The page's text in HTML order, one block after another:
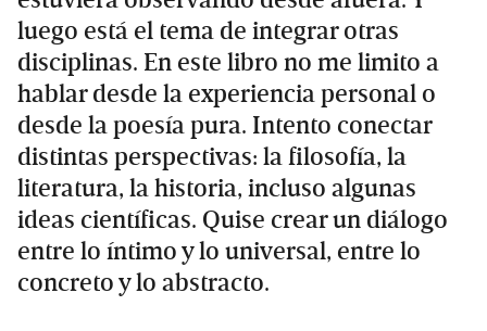
luego está el tema de integrar otras
disciplinas. En este libro no me limito a
hablar desde la experiencia personal o
desde la poesía pura. Intento conectar
distintas perspectivas: la filosofía, la
literatura, la historia, incluso algunas
ideas científicas. Quise crear un diálogo
entre lo íntimo y lo universal, entre lo
concreto y lo abstracto.